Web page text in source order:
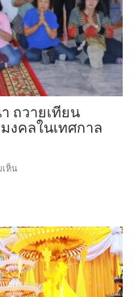
ถวายเทียน
งคลในเทศกาล
ห็น
ศาสนา
ถวาย
เทียน
พรรษา